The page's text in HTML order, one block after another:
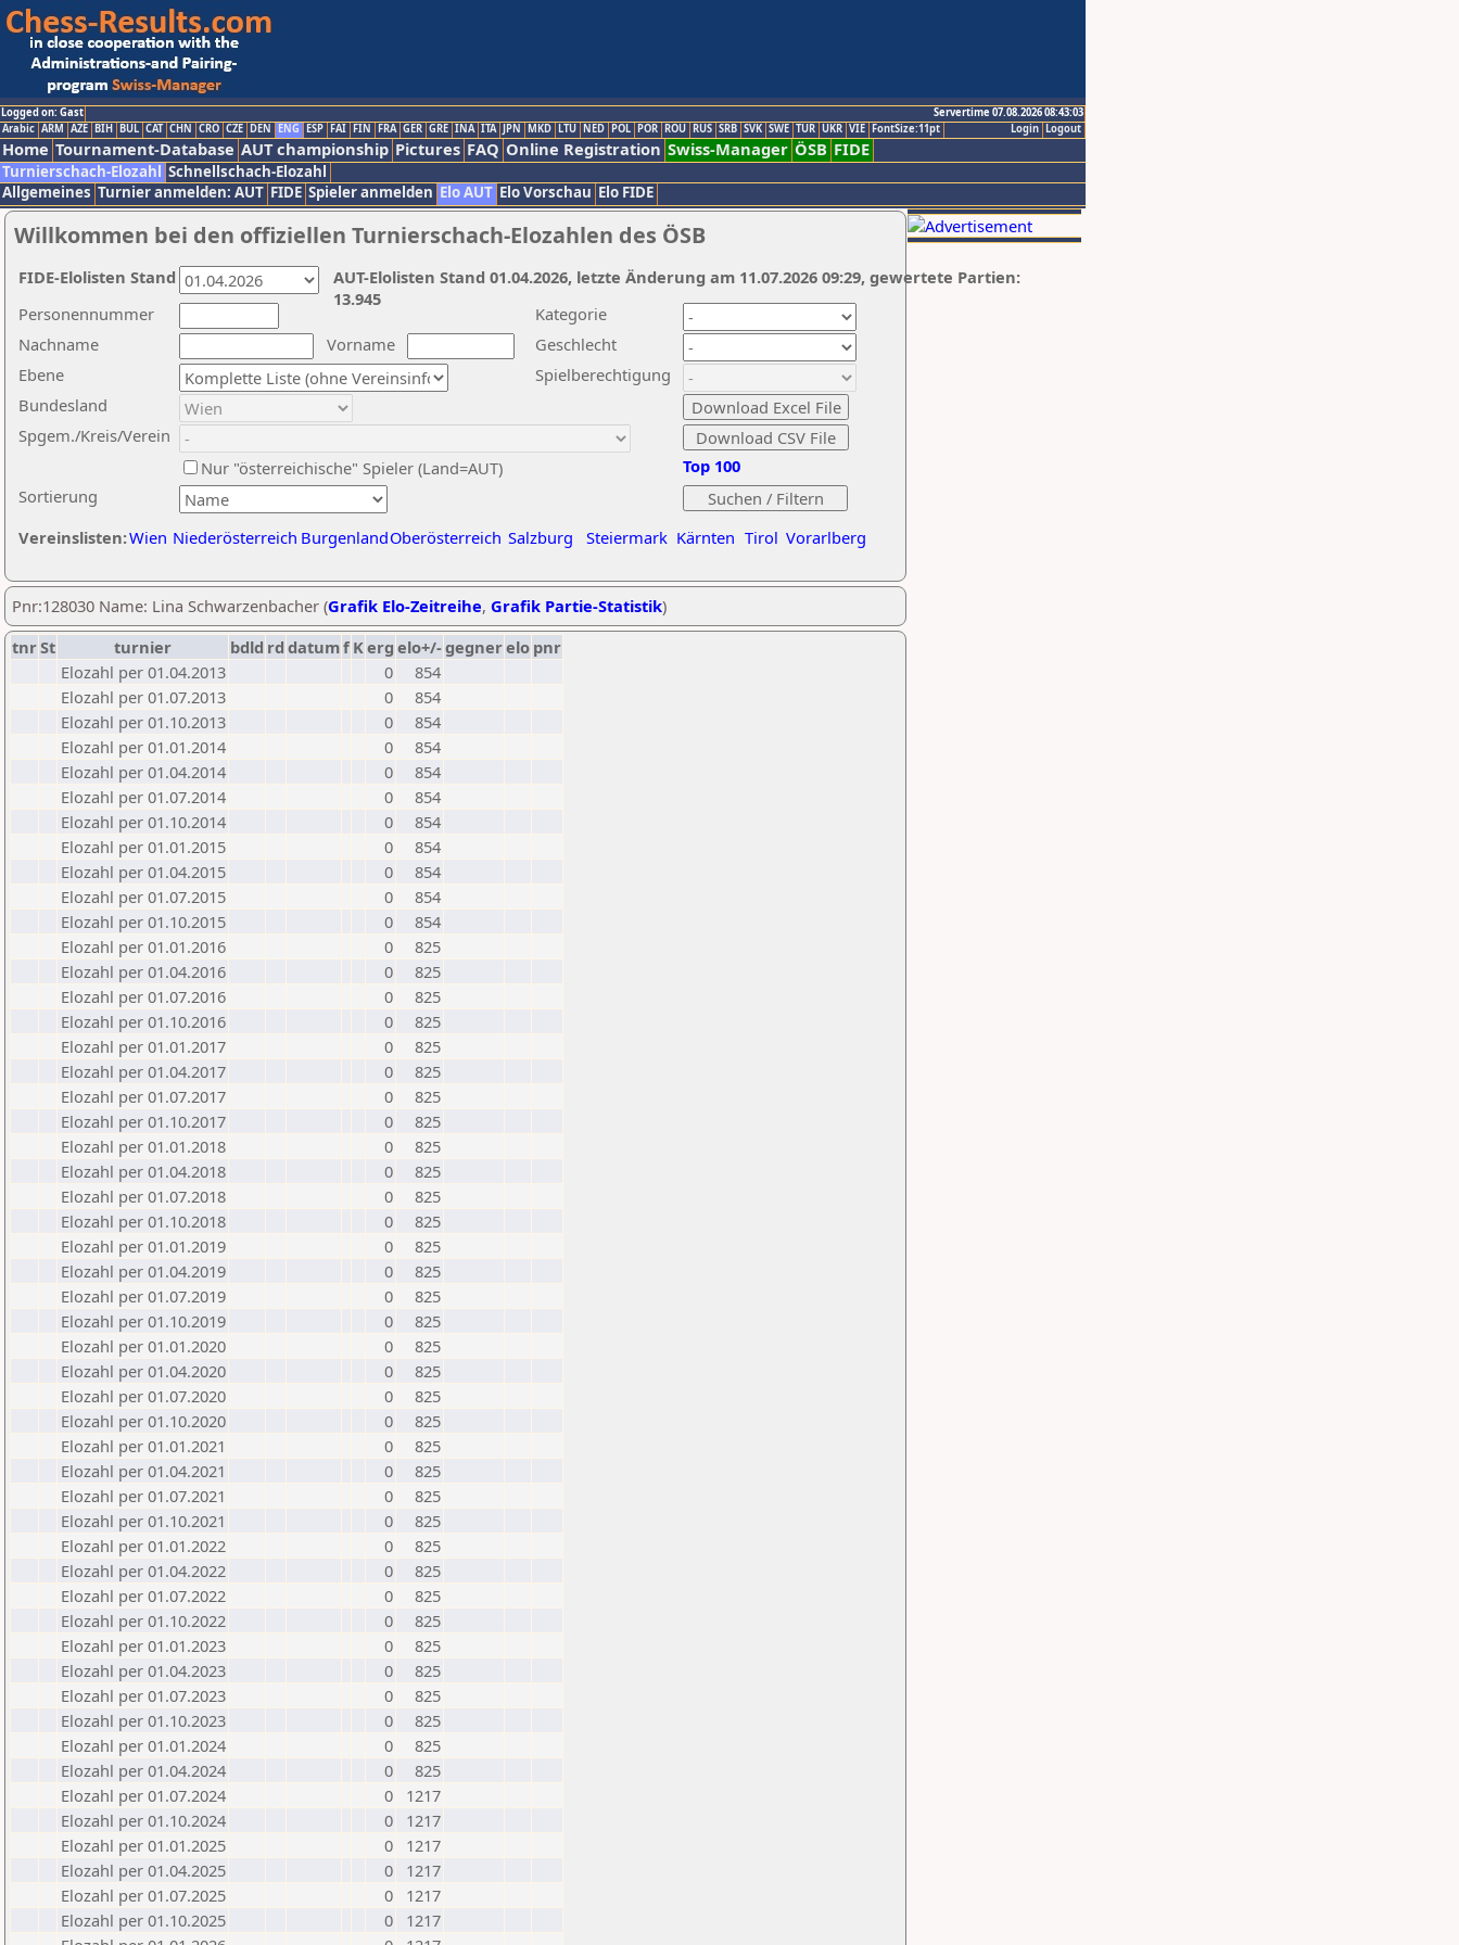
Logged on: Gast
Servertime 07.08.2026 08:43:03
Logout
Login
Arabic ARM AZE BIH BUL CAT CHN CRO CZE DEN ENG ESP FAI FIN FRA GER GRE INA ITA JPN MKD LTU NED POL POR ROU RUS SRB SVK SWE TUR UKR VIE FontSize:11pt
Home Tournament-Database AUT championship Pictures FAQ Online Registration Swiss-Manager ÖSB FIDE
Turnierschach-Elozahl Schnellschach-Elozahl
Allgemeines Turnier anmelden: AUT FIDE Spieler anmelden Elo AUT Elo Vorschau Elo FIDE
Willkommen bei den offiziellen Turnierschach-Elozahlen des ÖSB
Nachname
Vorname
Ebene
Kategorie
Sortierung
Personennummer
Bundesland
Spgem./Kreis/Verein
Geschlecht
Nur "österreichische" Spieler (Land=AUT)
Spielberechtigung
Vereinslisten:Wien Niederösterreich BurgenlandOberösterreich Salzburg Steiermark Kärnten Tirol Vorarlberg
Top 100
AUT-Elolisten Stand 01.04.2026, letzte Änderung am 11.07.2026 09:29, gewertete Partien:
13.945
FIDE-Elolisten Stand
Pnr:128030 Name: Lina Schwarzenbacher (Grafik Elo-Zeitreihe, Grafik Partie-Statistik)
tnrSt turnier bdld rd datumf Kerg elo+/-gegnerelo pnr
Elozahl per 01.04.2013
0
854
Elozahl per 01.07.2013
0
854
Elozahl per 01.10.2013
0
854
Elozahl per 01.01.2014
0
854
Elozahl per 01.04.2014
0
854
Elozahl per 01.07.2014
0
854
Elozahl per 01.10.2014
0
854
Elozahl per 01.01.2015
0
854
Elozahl per 01.04.2015
0
854
Elozahl per 01.07.2015
0
854
Elozahl per 01.10.2015
0
854
Elozahl per 01.01.2016
0
825
Elozahl per 01.04.2016
0
825
Elozahl per 01.07.2016
0
825
Elozahl per 01.10.2016
0
825
Elozahl per 01.01.2017
0
825
Elozahl per 01.04.2017
0
825
Elozahl per 01.07.2017
0
825
Elozahl per 01.10.2017
0
825
Elozahl per 01.01.2018
0
825
Elozahl per 01.04.2018
0
825
Elozahl per 01.07.2018
0
825
Elozahl per 01.10.2018
0
825
Elozahl per 01.01.2019
0
825
Elozahl per 01.04.2019
0
825
Elozahl per 01.07.2019
0
825
Elozahl per 01.10.2019
0
825
Elozahl per 01.01.2020
0
825
Elozahl per 01.04.2020
0
825
Elozahl per 01.07.2020
0
825
Elozahl per 01.10.2020
0
825
Elozahl per 01.01.2021
0
825
Elozahl per 01.04.2021
0
825
Elozahl per 01.07.2021
0
825
Elozahl per 01.10.2021
0
825
Elozahl per 01.01.2022
0
825
Elozahl per 01.04.2022
0
825
Elozahl per 01.07.2022
0
825
Elozahl per 01.10.2022
0
825
Elozahl per 01.01.2023
0
825
Elozahl per 01.04.2023
0
825
Elozahl per 01.07.2023
0
825
Elozahl per 01.10.2023
0
825
Elozahl per 01.01.2024
0
825
Elozahl per 01.04.2024
0
825
Elozahl per 01.07.2024
0
1217
Elozahl per 01.10.2024
0
1217
Elozahl per 01.01.2025
0
1217
Elozahl per 01.04.2025
0
1217
Elozahl per 01.07.2025
0
1217
Elozahl per 01.10.2025
0
1217